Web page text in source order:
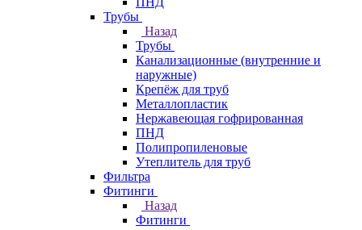
Трубы
Назад
Трубы
Канализационные (внутренние и
наружные)
Крепёж для труб
Металлопластик
Нержавеющая гофрированная
ПНД
Полипропиленовые
Утеплитель для труб
Фильтра
Фитинги
Назад
Фитинги